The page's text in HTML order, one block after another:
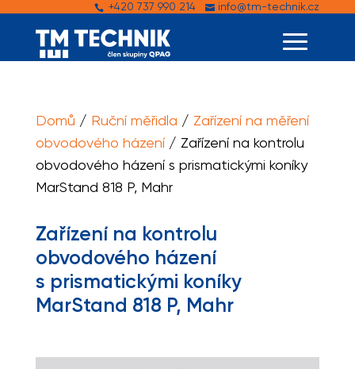
+420 737 990 214 info@tm-technik.cz
Domů / Ruční měřidla / Zařízení na měření
obvodového házení/ Zařízení na kontrolu
obvodového házení s prismatickými koníky
MarStand 818 P, Mahr
Zařízení na kontrolu
obvodového házení
s prismatickými koníky
MarStand 818 P, Mahr